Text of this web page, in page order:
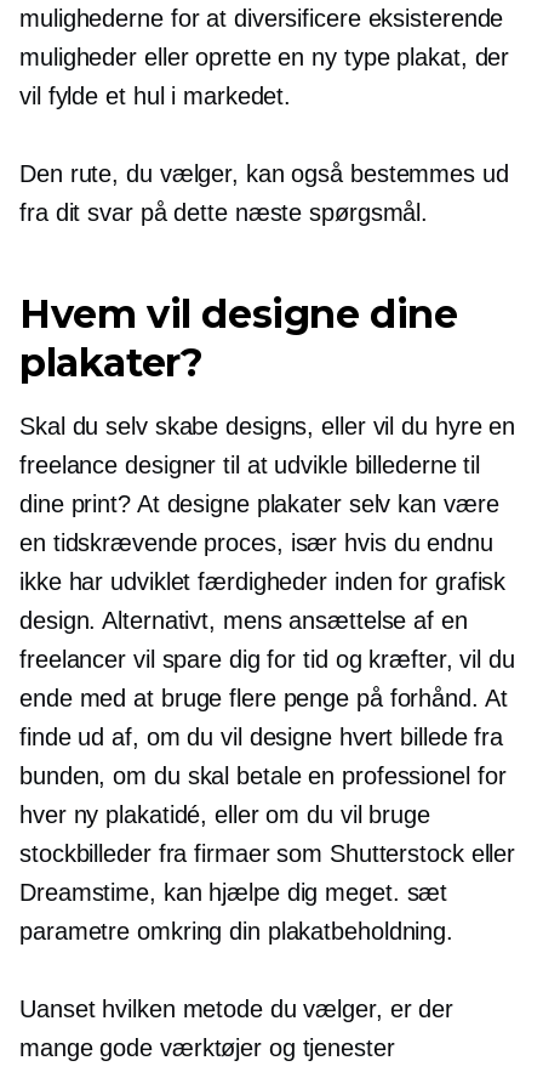
mulighederne for at diversificere eksisterende
muligheder eller oprette en ny type plakat, der
vil fylde et hul i markedet.
Den rute, du vælger, kan også bestemmes ud
fra dit svar på dette næste spørgsmål.
Hvem vil designe dine
plakater?
Skal du selv skabe designs, eller vil du hyre en
freelance designer til at udvikle billederne til
dine print? At designe plakater selv kan være
en tidskrævendeproces, især hvis du endnu
ikke har udviklet færdigheder inden for grafisk
design. Alternativt, mens ansættelse af en
freelancer vil spare dig for tid og kræfter, vil du
ende med at bruge flere penge på forhånd. At
finde ud af, om du vil designe hvert billede fra
bunden, om du skal betale en professionel for
hver ny plakatidé, eller om du vil bruge
stockbilleder fra firmaer som Shutterstock eller
Dreamstime, kan hjælpe dig meget. sæt
parametre omkring din plakatbeholdning.
Uanset hvilken metode du vælger, er der
mange gode værktøjer og tjenester